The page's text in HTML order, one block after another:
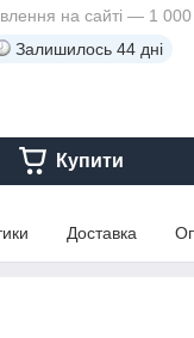
на сайті — 1
Залишилось 44 дні
Купити
Доставка